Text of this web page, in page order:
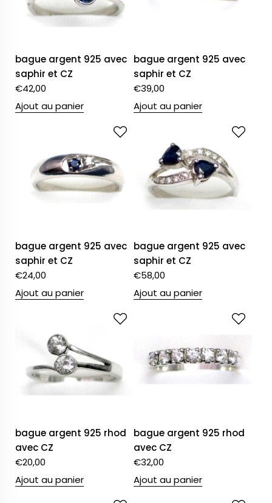
bague argent 925 avec
saphir et CZ
€42,00
Ajout au panier
bague argent 925 avec
saphir et CZ
€39,00
Ajout au panier
bague argent 925 avec
saphir et CZ
€24,00
Ajout au panier
bague argent 925 avec
saphir et CZ
€58,00
Ajout au panier
bague argent 925 rhod
avec CZ
€20,00
Ajout au panier
bague argent 925 rhod
avec CZ
€32,00
Ajout au panier